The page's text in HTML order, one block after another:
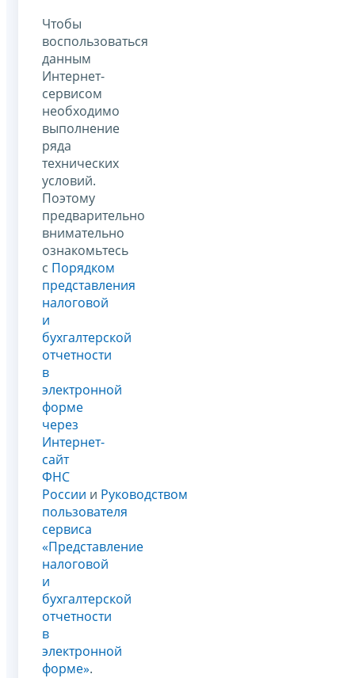
Чтобы
воспользоваться
данным
Интернет-
сервисом
необходимо
выполнение
ряда
технических
условий.
Поэтому
предварительно
внимательно
ознакомьтесь
с Порядком
представления
налоговой
и
бухгалтерской
отчетности
в
электронной
форме
через
Интернет-
сайт
ФНС
России и Руководством
пользователя
сервиса
«Представление
налоговой
и
бухгалтерской
отчетности
в
электронной
форме».